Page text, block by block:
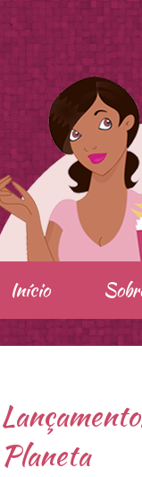
.
Início
Planeta